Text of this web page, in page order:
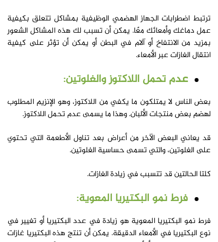
ترتبط اضطرابات الجهاز الهضمي الوظيفية بمشاكل تتعلق بكيفية
عمل دماغك وأمعائك معًا. يمكن أن تسبب لك هذه المشاكل الشعور
بمزيد من الانتفاخ أو آلام في البطن أو يمكن أن تؤثر على كيفية
انتقال الغازات عبر الأمعاء.
عدم تحمل اللاكتوز والغلوتين:
بعض الناس لا يمتلكون ما يكفي من اللاكتوز، وهو الإنزيم المطلوب
لهضم بعض منتجات الألبان. وهذا ما يسمى عدم تحمل اللاكتوز.
قد يعاني البعض الآخر من أعراض بعد تناول الأطعمة التي تحتوي
على الغلوتين، والتي تسمى حساسية الغلوتين.
كلتا الحالتين قد تتسبب في زيادة الغازات.
فرط نمو البكتيريا المعوية:
فرط نمو البكتيريا المعوية هو زيادة في عدد البكتيريا أو تغيير في
نوع البكتيريا في الأمعاء الدقيقة. يمكن أن تنتج هذه البكتيريا غازات